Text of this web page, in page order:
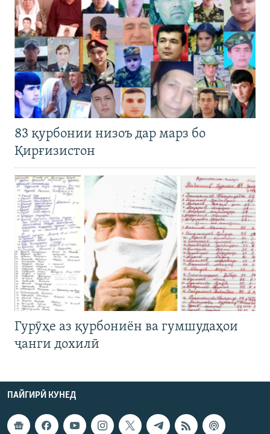
83 қурбонии низоъ дар марз бо
Қирғизистон
Гурӯҳе аз қурбониён ва гумшудаҳои
ҷанги дохилӣ
ПАЙГИРӢ КУНЕД